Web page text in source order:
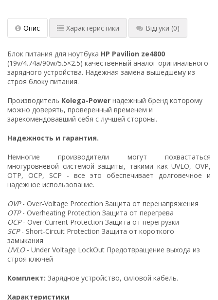
Опис Характеристики Відгуки (0)
Блок питания для ноутбука HP Pavilion ze4800
(19v/4.74a/90w/5.5×2.5) качественный аналог оригинального
зарядного устройства. Надежная замена вышедшему из
строя блоку питания.
Производитель Kolega-Power надежный бренд которому
можно доверять, проверенный временем и
зарекомендовавший себя с лучшей стороны.
Надежность и гарантия.
Немногие производители могут похвастаться
многуровневой системой защиты, такими как UVLO, OVP,
OTP, OCP, SCP - все это обеспечивает долговечное и
надежное использование.
OVP- Over-Voltage Protection Защита от перенапряжения
OTP- Overheating Protection Защита от перегрева
OCP- Over-Current Protection Защита от перегрузки
SCP- Short-Circuit Protection Защита от короткого
замыкания
UVLO- Under Voltage LockOut Предотвращение выхода из
строя ключей
Комплект: Зарядное устройство, силовой кабель.
Характеристики